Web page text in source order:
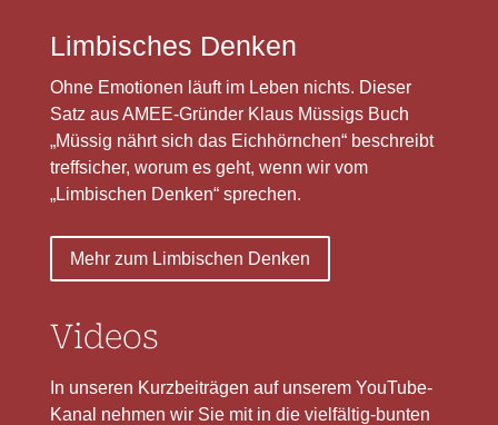
Limbisches Denken
Ohne Emotionen läuft im Leben nichts. Dieser
Satz aus AMEE-Gründer Klaus Müssigs Buch
„Müssig nährt sich das Eichhörnchen“ beschreibt
treffsicher, worum es geht, wenn wir vom
„Limbischen Denken“ sprechen.
Mehr zum Limbischen Denken
Videos
In unseren Kurzbeiträgen auf unserem YouTube-
Kanal nehmen wir Sie mit in die vielfältig-bunten